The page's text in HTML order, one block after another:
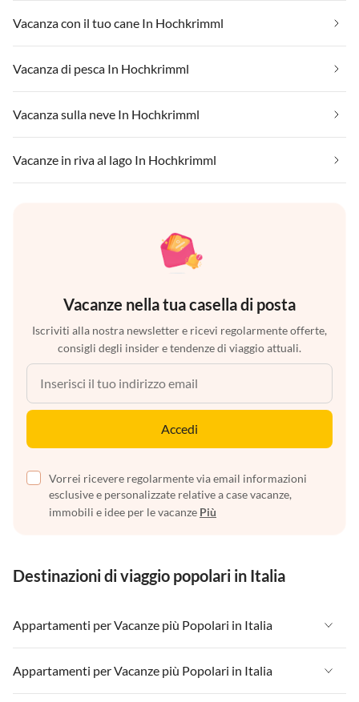
Vacanza con il tuo cane In Hochkrimml
Vacanza di pesca In Hochkrimml
Vacanza sulla neve In Hochkrimml
Vacanze in riva al lago In Hochkrimml
Vacanze nella tua casella di posta
Iscriviti alla nostra newsletter e ricevi regolarmente offerte,
consigli degli insider e tendenze di viaggio attuali.
Accedi
Vorrei ricevere regolarmente via email informazioni
esclusive e personalizzate relative a case vacanze,
immobili e idee per le vacanze Più
Destinazioni di viaggio popolari in Italia
Appartamenti per Vacanze più Popolari in Italia
Appartamenti per Vacanze in Italia
Appartamenti per Vacanze in Liguria
Appartamenti per Vacanze più Popolari in Italia